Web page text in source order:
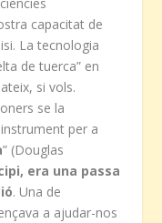
capacitat de
La tecnologia
de tuerca” en
si vols.
se la
per a
” (Douglas
era una passa
. Una de
a ajudar-nos